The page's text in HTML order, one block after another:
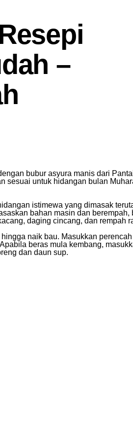
–
bubur asyura manis dari
sesuai untuk hidangan bulan
istimewa yang dimasak
bahan masin dan
daging cincang, dan rempah
naik bau. Masukkan
beras mula kembang,
dan daun sup.